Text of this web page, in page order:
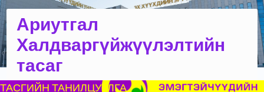
Ариутгал
Халдваргүйжүүлэлтийн
тасаг
ТАСГИЙН ТАНИЛЦУУЛГА